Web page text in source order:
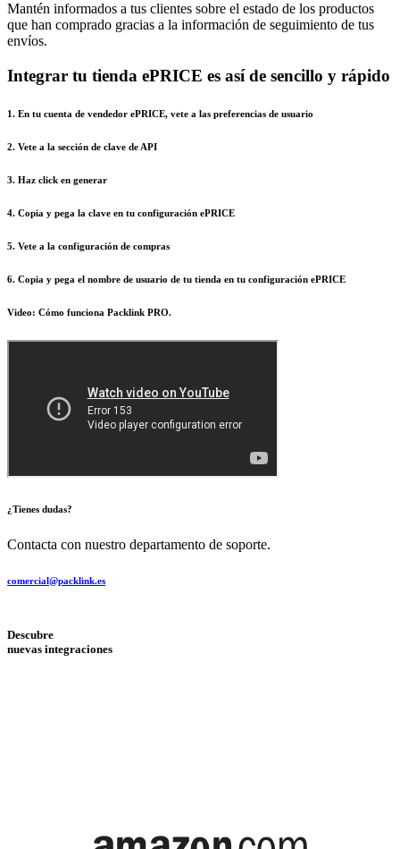
Mantén informados a tus clientes sobre el estado de los productos
que han comprado gracias a la información de seguimiento de tus
envíos.
Integrar tu tienda ePRICE es así de sencillo y rápido
1. En tu cuenta de vendedor ePRICE, vete a las preferencias de usuario
2. Vete a la sección de clave de API
3. Haz click en generar
4. Copia y pega la clave en tu configuración ePRICE
5. Vete a la configuración de compras
6. Copia y pega el nombre de usuario de tu tienda en tu configuración ePRICE
Video: Cómo funciona Packlink PRO.
¿Tienes dudas?
Contacta con nuestro departamento de soporte.
comercial@packlink.es
Descubre
nuevas integraciones